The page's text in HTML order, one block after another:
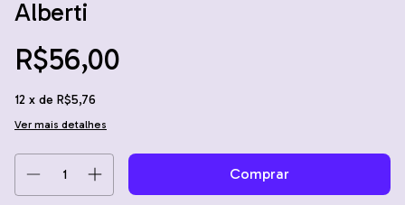
Alberti
R$56,00
12 x de R$5,76
Ver mais detalhes